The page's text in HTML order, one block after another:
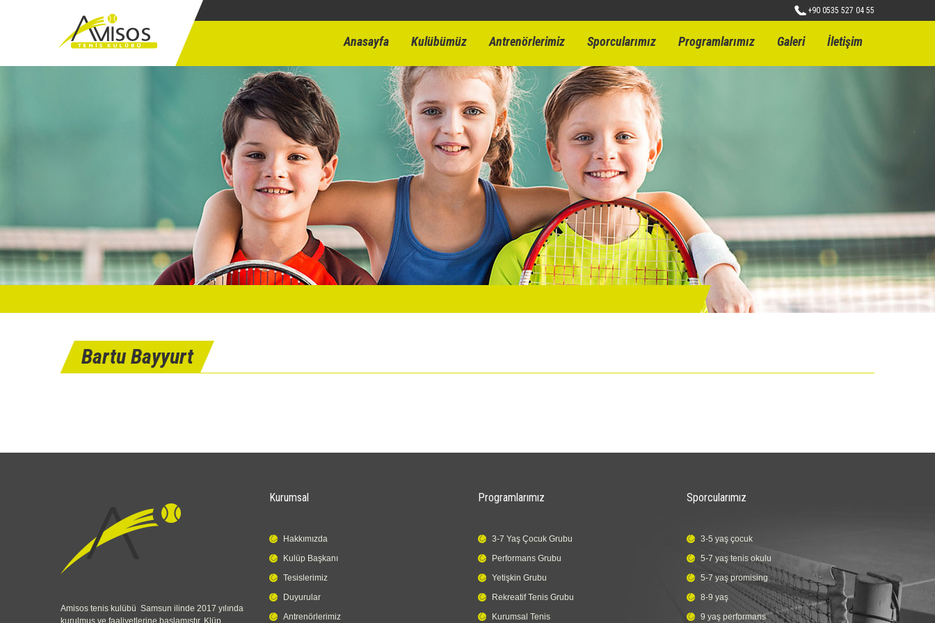
+90 0535 527 04 55
Anasayfa Kulübümüz Antrenörlerimiz Sporcularımız Programlarımız Galeri İletişim
Bartu Bayyurt
Amisos tenis kulübü Samsun ilinde 2017 yılında
kurulmuş ve faaliyetlerine başlamıştır. Klüp
Kurumsal
Hakkımızda
Kulüp Başkanı
Tesislerimiz
Duyurular
Antrenörlerimiz
Programlarımız
3-7 Yaş Çocuk Grubu
Performans Grubu
Yetişkin Grubu
Rekreatif Tenis Grubu
Kurumsal Tenis
Sporcularımız
3-5 yaş çocuk
5-7 yaş tenis okulu
5-7 yaş promising
8-9 yaş
9 yaş performans